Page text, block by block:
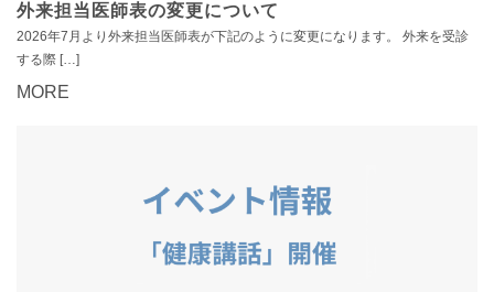
外来担当医師表の変更について
2026年7月より外来担当医師表が下記のように変更になります。 外来を受診
する際 […]
MORE